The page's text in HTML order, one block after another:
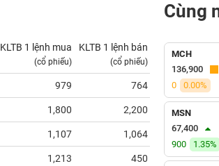
KLTB 1 lệnh mua
(cổ phiếu)
KLTB 1 lệnh bán
(cổ phiếu)
979 764 0.00
1,800 2,200
1,107 1,064 0.01
1,213 450 0.00
Cùng
MCH
136,900
0
0.00%
MSN
67,400
900
1.35%